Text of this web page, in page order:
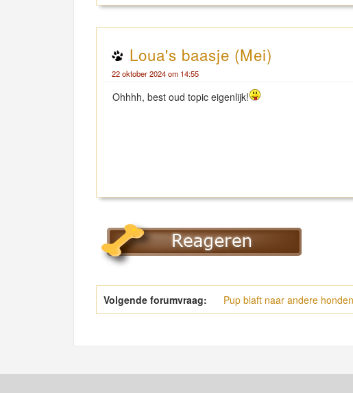
Loua's baasje (Mei)
22 oktober 2024 om 14:55
Ohhhh, best oud topic eigenlijk!
Volgende forumvraag: Pup blaft naar andere honden